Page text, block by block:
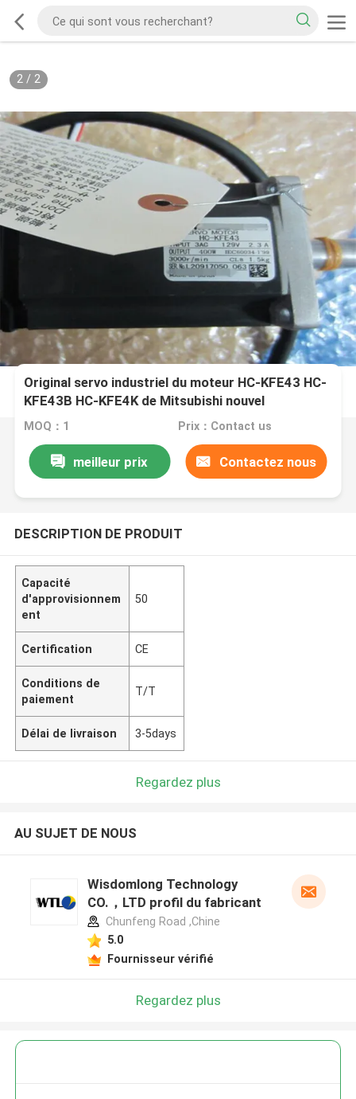
2/ 2
Original servo industriel du moteur HC-KFE43 HC-
KFE43B HC-KFE4K de Mitsubishi nouvel
MOQ：1 Prix：Contact us
meilleur prix Contactez nous
DESCRIPTION DE PRODUIT
Capacité
d'approvisionnem
ent
50
Certification CE
Conditions de
paiement
T/T
Délai de livraison 3-5days
Regardez plus
AU SUJET DE NOUS
Wisdomlong Technology
CO.，LTD profil du fabricant
Chunfeng Road ,Chine
5.0
Fournisseur vérifié
Regardez plus